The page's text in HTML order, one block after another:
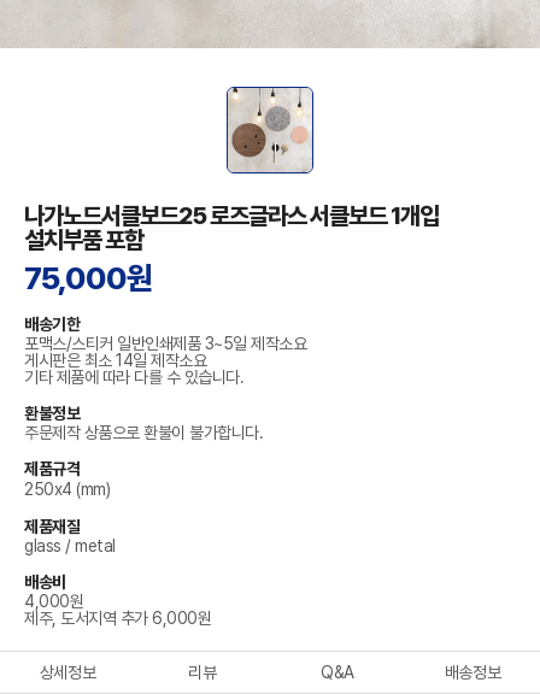
나가노드서클보드25 로즈글라스 서클보드 1개입
설치부품 포함
75,000원
배송기한
포맥스/스티커 일반인쇄제품 3~5일 제작소요
게시판은 최소 14일 제작소요
기타 제품에 따라 다를 수 있습니다.
환불정보
주문제작 상품으로 환불이 불가합니다.
제품규격
250x4 (mm)
제품재질
glass / metal
배송비
4,000원
제주, 도서지역 추가 6,000원
상세정보 리뷰 Q&A 배송정보